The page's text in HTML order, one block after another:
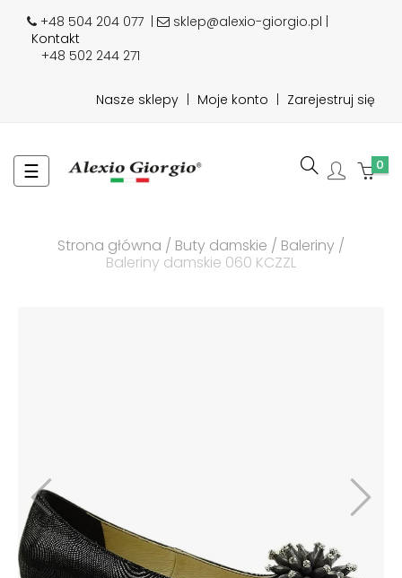
+48 504 204 077
sklep@alexio-giorgio.pl |
Kontakt
+48 502 244 271
Nasze sklepy Moje konto Zarejestruj się
Toggle
navigation
☰ 0
Strona główna Buty damskie
Baleriny
Baleriny damskie 060 KCZZL